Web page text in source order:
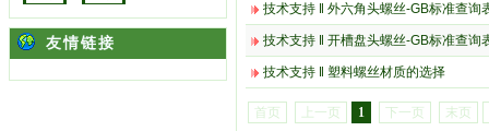
技术支持 外六角头螺丝-GB标准查询
技术支持 开槽盘头螺丝-GB标准查询
技术支持 塑料螺丝材质的选择
首页 上一页 1 下一页 末页
友情链接